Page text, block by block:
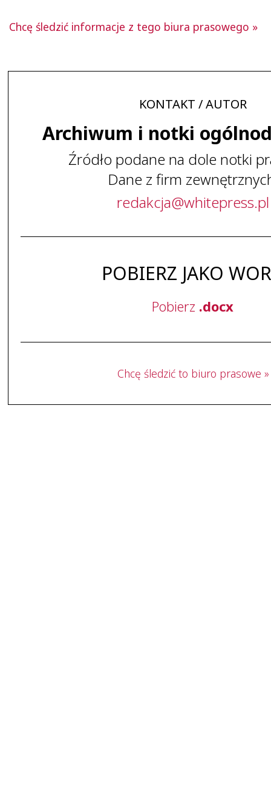
Chcę śledzić informacje z tego biura prasowego »
KONTAKT / AUTOR
Archiwum i notki
Źródło podane na dole notki
Dane z firm
redakcja@whitepress.pl
POBIERZ JAKO
Pobierz .docx
Chcę śledzić to biuro prasowe »